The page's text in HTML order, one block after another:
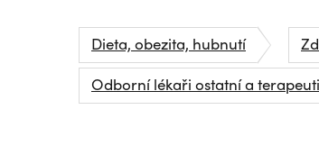
Dieta, obezita, hubnutí
Odborní lékaři ostatní a terapeuti